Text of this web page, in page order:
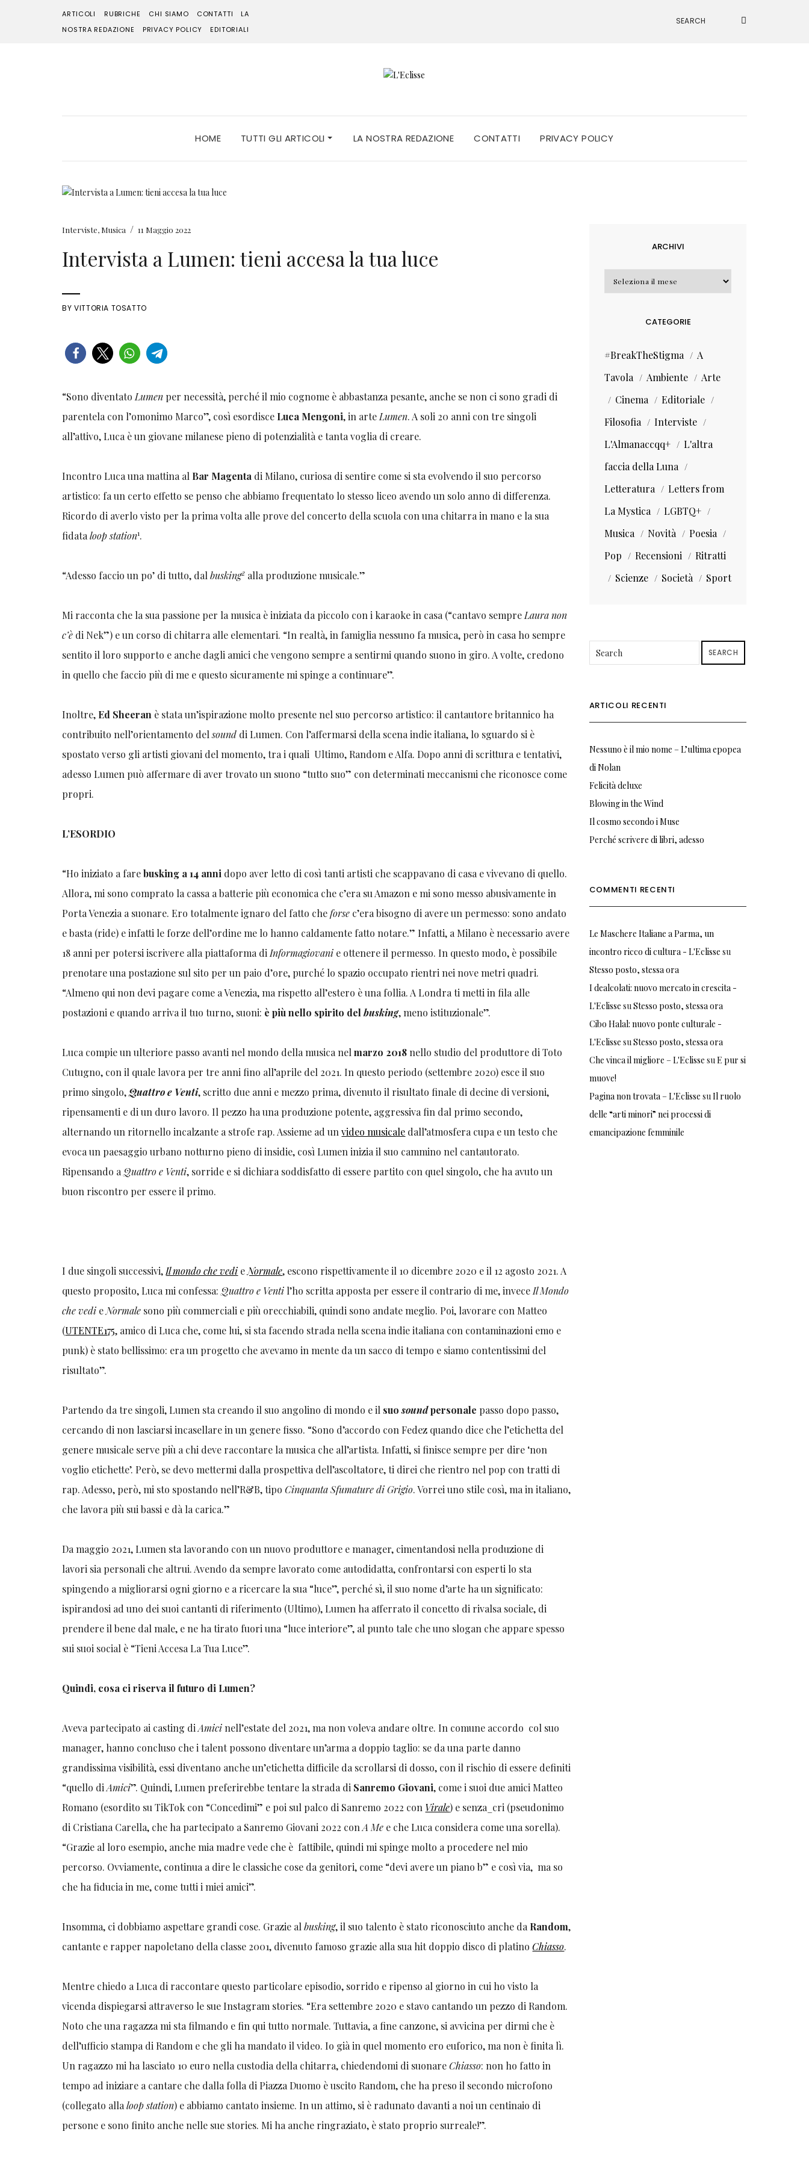
ARTICOLI RUBRICHE CHI SIAMO CONTATTI
LA
NOSTRA REDAZIONE
PRIVACY POLICY EDITORIALI
HOME TUTTI GLI ARTICOLI LA NOSTRA REDAZIONE CONTATTI PRIVACY POLICY
Interviste, Musica / 11 Maggio 2022
Intervista a Lumen: tieni accesa la tua luce
BYVITTORIA TOSATTO
“Sono diventatoLumen per necessità, perché il mio cognome è abbastanza pesante, anche se non ci sono gradi di
parentela con l’omonimo Marco”, così esordisce Luca Mengoni, in arteLumen. A soli 20 anni con tre singoli
all’attivo, Luca è un giovane milanese pieno di potenzialità e tanta voglia di creare.
Incontro Luca una mattina al Bar Magenta di Milano, curiosa di sentire come si sta evolvendo il suo percorso
artistico: fa un certo effetto se penso che abbiamo frequentato lo stesso liceo avendo un solo anno di differenza.
Ricordo di averlo visto per la prima volta alle prove del concerto della scuola con una chitarra in mano e la sua
fidataloop station1.
“Adesso faccio un po’ di tutto, dalbusking2 alla produzione musicale.”
Mi racconta che la sua passione per la musica è iniziata da piccolo con i karaoke in casa (“cantavo sempreLaura non
c’è di Nek”) e un corso di chitarra alle elementari. “In realtà, in famiglia nessuno fa musica, però in casa ho sempre
sentito il loro supporto e anche dagli amici che vengono sempre a sentirmi quando suono in giro. A volte, credono
in quello che faccio più di me e questo sicuramente mi spinge a continuare”.
Inoltre, Ed Sheeran è stata un’ispirazione molto presente nel suo percorso artistico: il cantautore britannico ha
contribuito nell’orientamento delsound di Lumen. Con l’affermarsi della scena indie italiana, lo sguardo si è
spostato verso gli artisti giovani del momento, tra i quali Ultimo, Random e Alfa. Dopo anni di scrittura e tentativi,
adesso Lumen può affermare di aver trovato un suono “tutto suo” con determinati meccanismi che riconosce come
propri.
L’ESORDIO
“Ho iniziato a farebusking a 14 anni dopo aver letto di così tanti artisti che scappavano di casa e vivevano di quello.
Allora, mi sono comprato la cassa a batterie più economica che c’era su Amazon e mi sono messo abusivamente in
Porta Venezia a suonare. Ero totalmente ignaro del fatto cheforse c’era bisogno di avere un permesso: sono andato
e basta (ride) e infatti le forze dell’ordine me lo hanno caldamente fatto notare.” Infatti, a Milano è necessario avere
18 anni per potersi iscrivere alla piattaforma diInformagiovani e ottenere il permesso. In questo modo, è possibile
prenotare una postazione sul sito per un paio d’ore, purché lo spazio occupato rientri nei nove metri quadri.
“Almeno qui non devi pagare come a Venezia, ma rispetto all’estero è una follia. A Londra ti metti in fila alle
postazioni e quando arriva il tuo turno, suoni: è più nello spirito delbusking, meno istituzionale”.
Luca compie un ulteriore passo avanti nel mondo della musica nelmarzo 2018nello studio del produttore di Toto
Cutugno, con il quale lavora per tre anni fino all’aprile del 2021. In questo periodo (settembre 2020) esce il suo
primo singolo,Quattro e Venti, scritto due anni e mezzo prima, divenuto il risultato finale di decine di versioni,
ripensamenti e di un duro lavoro. Il pezzo ha una produzione potente, aggressiva fin dal primo secondo,
alternando un ritornello incalzante a strofe rap. Assieme ad unvideo musicale dall’atmosfera cupa e un testo che
evoca un paesaggio urbano notturno pieno di insidie, così Lumen inizia il suo cammino nel cantautorato.
Ripensando aQuattro e Venti, sorride e si dichiara soddisfatto di essere partito con quel singolo, che ha avuto un
buon riscontro per essere il primo.
I due singoli successivi,Il mondo che vedi eNormale, escono rispettivamente il 10 dicembre 2020 e il 12 agosto 2021. A
questo proposito, Luca mi confessa:Quattro e Venti l’ho scritta apposta per essere il contrario di me, inveceIl Mondo
che vedi eNormale sono più commerciali e più orecchiabili, quindi sono andate meglio. Poi, lavorare con Matteo
(UTENTE175, amico di Luca che, come lui, si sta facendo strada nella scena indie italiana con contaminazioni emo e
punk) è stato bellissimo: era un progetto che avevamo in mente da un sacco di tempo e siamo contentissimi del
risultato”.
Partendo da tre singoli, Lumen sta creando il suo angolino di mondo e il suosoundpersonale passo dopo passo,
cercando di non lasciarsi incasellare in un genere fisso. “Sono d’accordo con Fedez quando dice che l’etichetta del
genere musicale serve più a chi deve raccontare la musica che all’artista. Infatti, si finisce sempre per dire ‘non
voglio etichette’. Però, se devo mettermi dalla prospettiva dell’ascoltatore, ti direi che rientro nel pop con tratti di
rap. Adesso, però, mi sto spostando nell’R&B, tipoCinquanta Sfumature di Grigio. Vorrei uno stile così, ma in italiano,
che lavora più sui bassi e dà la carica.”
Da maggio 2021, Lumen sta lavorando con un nuovo produttore e manager, cimentandosi nella produzione di
lavori sia personali che altrui. Avendo da sempre lavorato come autodidatta, confrontarsi con esperti lo sta
spingendo a migliorarsi ogni giorno e a ricercare la sua “luce”, perché sì, il suo nome d’arte ha un significato:
ispirandosi ad uno dei suoi cantanti di riferimento (Ultimo), Lumen ha afferrato il concetto di rivalsa sociale, di
prendere il bene dal male, e ne ha tirato fuori una “luce interiore”, al punto tale che uno slogan che appare spesso
sui suoi social è “Tieni Accesa La Tua Luce”.
Quindi, cosa ci riserva il futuro di Lumen?
Aveva partecipato ai casting diAmicinell’estate del 2021, ma non voleva andare oltre. In comune accordo col suo
manager, hanno concluso che i talent possono diventare un’arma a doppio taglio: se da una parte danno
grandissima visibilità, essi diventano anche un’etichetta difficile da scrollarsi di dosso, con il rischio di essere definiti
“quello diAmici”. Quindi, Lumen preferirebbe tentare la strada di Sanremo Giovani, come i suoi due amici Matteo
Romano (esordito su TikTok con “Concedimi” e poi sul palco di Sanremo 2022 con Virale) e senza_cri (pseudonimo
di Cristiana Carella, che ha partecipato a Sanremo Giovani 2022 conA Me e che Luca considera come una sorella).
“Grazie al loro esempio, anche mia madre vede che è fattibile, quindi mi spinge molto a procedere nel mio
percorso. Ovviamente, continua a dire le classiche cose da genitori, come “devi avere un piano b” e così via, ma so
che ha fiducia in me, come tutti i miei amici”.
Insomma, ci dobbiamo aspettare grandi cose. Grazie albusking, il suo talento è stato riconosciuto anche daRandom,
cantante e rapper napoletano della classe 2001, divenuto famoso grazie alla sua hit doppio disco di platinoChiasso.
Mentre chiedo a Luca di raccontare questo particolare episodio, sorrido e ripenso al giorno in cui ho visto la
vicenda dispiegarsi attraverso le sue Instagram stories. “Era settembre 2020 e stavo cantando un pezzo di Random.
Noto che una ragazza mi sta filmando e fin qui tutto normale. Tuttavia, a fine canzone, si avvicina per dirmi che è
dell’ufficio stampa di Random e che gli ha mandato il video. Io già in quel momento ero euforico, ma non è finita lì.
Un ragazzo mi ha lasciato 10 euro nella custodia della chitarra, chiedendomi di suonareChiasso: non ho fatto in
tempo ad iniziare a cantare che dalla folla di Piazza Duomo è uscito Random, che ha preso il secondo microfono
(collegato allaloop station) e abbiamo cantato insieme. In un attimo, si è radunato davanti a noi un centinaio di
persone e sono finito anche nelle sue stories. Mi ha anche ringraziato, è stato proprio surreale!”.
ARCHIVI
Archivi
CATEGORIE
#BreakTheStigma
A
Tavola
Ambiente
Arte
Cinema
Editoriale
Filosofia
Interviste
L'Almanaccqq+
L'altra
faccia della Luna
Letteratura
Letters from
La Mystica
LGBTQ+
Musica
Novità
Poesia
Pop
Recensioni
Ritratti
Scienze
Società Sport
SEARCH
ARTICOLI RECENTI
Nessuno è il mio nome – L’ultima epopea
di Nolan
Felicità deluxe
Blowing in the Wind
Il cosmo secondo i Muse
Perché scrivere di libri, adesso
COMMENTI RECENTI
Le Maschere Italiane a Parma, un
incontro ricco di cultura - L'Eclisse su
Stesso posto, stessa ora
I dealcolati: nuovo mercato in crescita -
L'Eclisse suStesso posto, stessa ora
Cibo Halal: nuovo ponte culturale -
L'Eclisse suStesso posto, stessa ora
Che vinca il migliore – L'Eclisse suE pur si
muove!
Pagina non trovata – L'Eclisse suIl ruolo
delle “arti minori” nei processi di
emancipazione femminile